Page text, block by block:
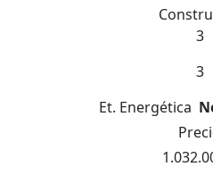
3
3
Et. Energética